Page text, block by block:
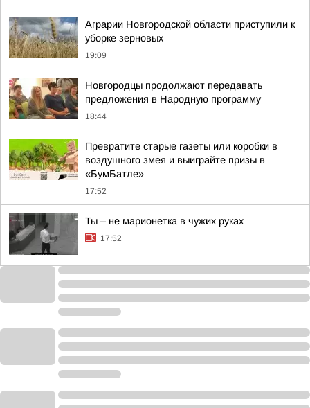
Аграрии Новгородской области приступили к
уборке зерновых
19:09
Новгородцы продолжают передавать
предложения в Народную программу
18:44
Превратите старые газеты или коробки в
воздушного змея и выиграйте призы в
«БумБатле»
17:52
Ты – не марионетка в чужих руках
17:52